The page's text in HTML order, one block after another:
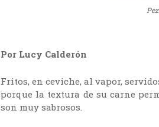
Por Lucy Calderón
Fritos, en ceviche, al vapor,
porque la textura de su carne
son muy sabrosos.